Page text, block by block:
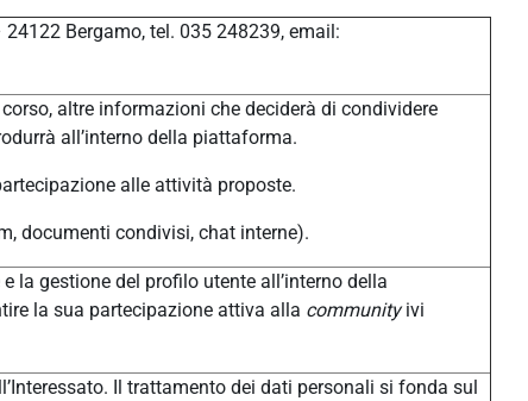
Bergamo, tel. 035 248239, email:
altre informazioni che deciderà di condividere
all’interno della piattaforma.
alle attività proposte.
documenti condivisi, chat interne).
la gestione del profilo utente all’interno della
la sua partecipazione attiva alla communityivi
Il trattamento dei dati personali si fonda sul